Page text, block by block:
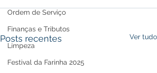
Ordem de Serviço
Finanças e Tributos
Limpeza
Festival da Farinha 2025
Posts recentes Ver tudo